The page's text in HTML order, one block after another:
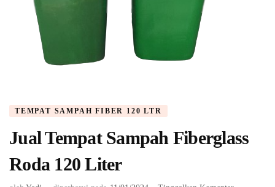
TEMPAT SAMPAH FIBER 120 LTR
Jual Tempat Sampah Fiberglass
Roda 120 Liter